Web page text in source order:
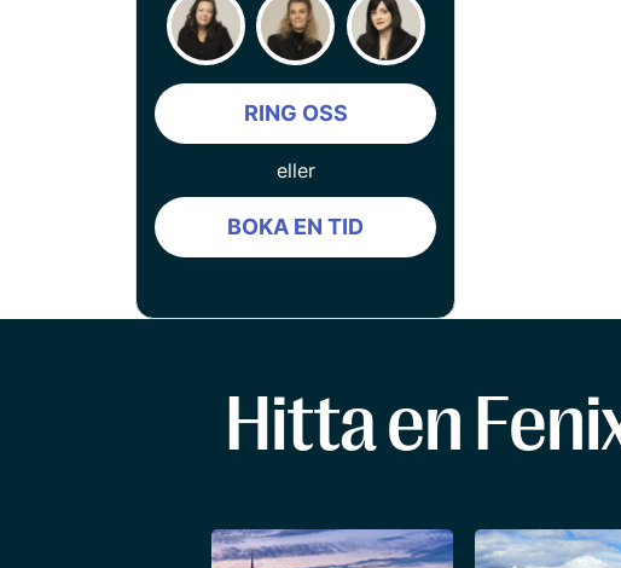
RING OSS
eller
BOKA EN TID
Hitta en